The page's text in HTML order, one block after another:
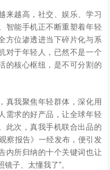
来越高，社交、娱乐、学习
智能手机正不断重塑着年轻
方位渗透进当下碎片化与系
对于年轻人，已然不是一个
的核心枢纽，是不可分割的
真我聚焦年轻群体，深化用
需求的好产品，让全球年轻
此次，真我手机联合出品的
察报告》一经发布，便引发
内所归纳的十个关键词也让
子、太懂我了”。